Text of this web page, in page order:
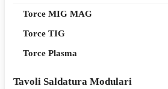
Torce MIG MAG
Torce TIG
Torce Plasma
Tavoli Saldatura Modulari